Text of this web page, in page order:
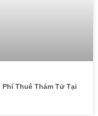
Thuê Thám Tử Tại